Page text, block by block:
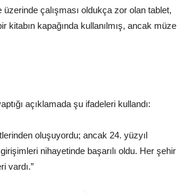
üzerinde çalışması oldukça zor olan tablet,
kitabın kapağında kullanılmış, ancak müze
açıklamada şu ifadeleri kullandı:
oluşuyordu; ancak 24. yüzyıl
nihayetinde başarılı oldu. Her şehir
vardı.”